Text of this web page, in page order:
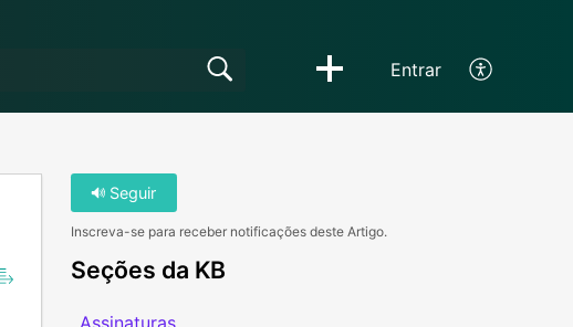
Entrar
Seguir
Inscreva-se para receber notificações deste Artigo.
Seções da KB
Assinaturas